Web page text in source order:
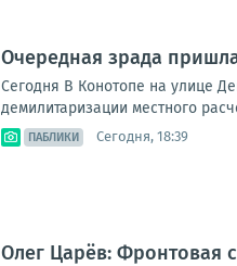
Очередная зрада
Сегодня В Конотопе на улице
демилитаризации местного
ПАБЛИКИ Сегодня, 18:39
Олег Царёв: Фронтовая